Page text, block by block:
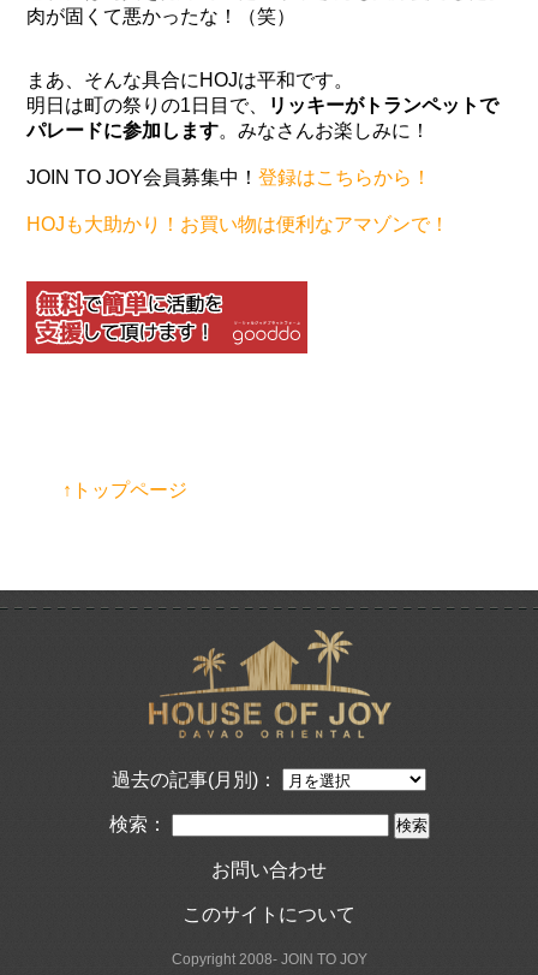
肉が固くて悪かったな！（笑）
まあ、そんな具合にHOJは平和です。
明日は町の祭りの1日目で、
リッキーがトランペットで
パレードに参加します。みなさんお楽しみに！
JOIN TO JOY会員募集中！登録はこちらから！
HOJも大助かり！お買い物は便利なアマゾンで！
↑トップページ
過去の記事(月別)：
検索：
お問い合わせ
このサイトについて
Copyright 2008- JOIN TO JOY